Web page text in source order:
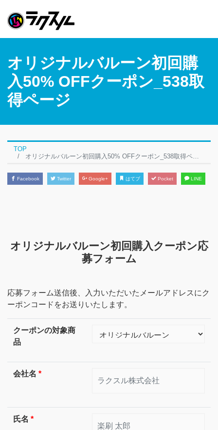
オリジナルバルーン初回購
入50% OFFクーポン_538取
得ページ
TOP
オリジナルバルーン初回購入50% OFFクーポン_538取得ページ
Facebook Twitter Google+ はてブ Pocket LINE
オリジナルバルーン初回購入クーポン応
募フォーム
応募フォーム送信後、入力いただいたメールアドレスにク
ーポンコードをお送りいたします。
クーポンの対象商
品
会社名 *
氏名 *